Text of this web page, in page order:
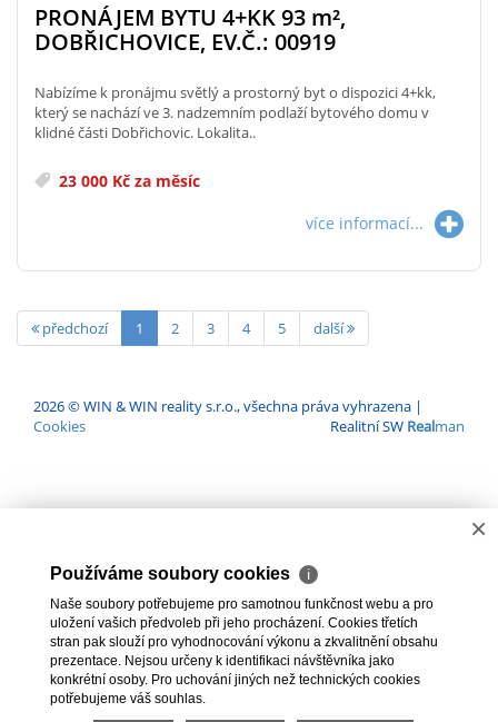
PRONÁJEM BYTU 4+KK 93 m²,
DOBŘICHOVICE, EV.Č.: 00919
Nabízíme k pronájmu světlý a prostorný byt o dispozici 4+kk,
který se nachází ve 3. nadzemním podlaží bytového domu v
klidné části Dobřichovic. Lokalita..
23 000 Kč za měsíc
více informací...
předchozí 1 2 3 4 5 další
2026 © WIN & WIN reality s.r.o., všechna práva vyhrazena |
Cookies
Realitní SW Realman
×
Používáme soubory cookies ℹ
Naše soubory potřebujeme pro samotnou funkčnost webu a pro
uložení vašich předvoleb při jeho procházení. Cookies třetích
stran pak slouží pro vyhodnocování výkonu a zkvalitnění obsahu
prezentace. Nejsou určeny k identifikaci návštěvníka jako
konkrétní osoby. Pro uchování jiných než technických cookies
potřebujeme váš souhlas.